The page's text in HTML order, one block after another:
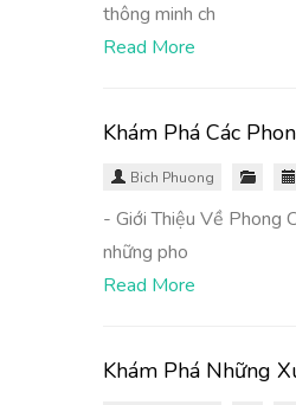
thông minh ch
Read More
Khám Phá Các
Bich Phuong
- Giới Thiệu Về Phong
những pho
Read More
Khám Phá Những